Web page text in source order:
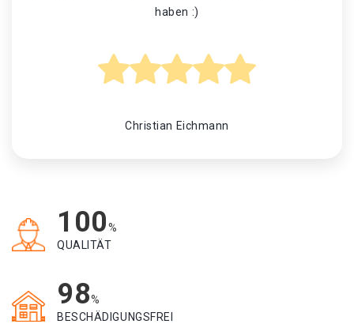
haben :)
Christian Eichmann
100%
QUALITÄT
98%
BESCHÄDIGUNGSFREI